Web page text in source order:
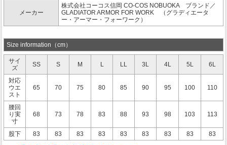
メーカー
株式会社コーコス信岡 CO-COS NOBUOKA ブランド／
GLADIATOR ARMOR FOR WORK （グラディエータ
ー・アーマー・フォーワーク）
Size information（cm）
サイ
ズ
SS S M L LL 3L 4L 5L 6L
対応
ウエ
スト
65 70 75 80 85 90 95 100 110
腰回
り実
寸
68 73 78 83 88 93 98 103 113
股下 83 83 83 83 83 83 83 83
83